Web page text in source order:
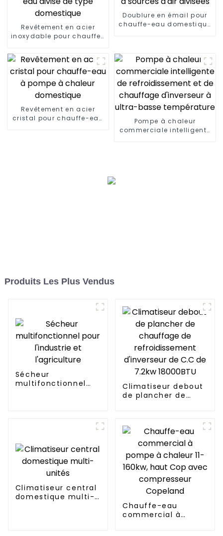
Revêtement en acier
inoxydable pour chauffe-
Doublure en émail pour
chauffe-eau domestique
Revêtement en acier
cristal pour chauffe-eau
Pompe à chaleur
commerciale intelligente
Produits Les Plus Vendus
Sécheur
multifonctionnel
Climatiseur debout
de plancher de
de 7.2kw 18000BTU
Climatiseur central
domestique multi-
Chauffe-eau
commercial à